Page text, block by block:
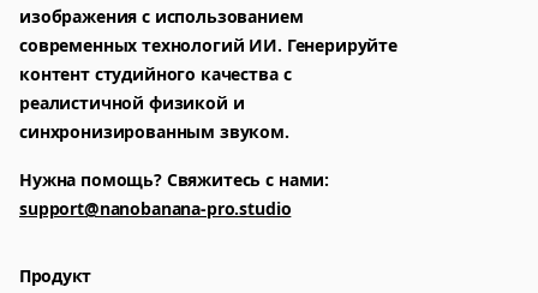
изображения с использованием
современных технологий ИИ. Генерируйте
контент студийного качества с
реалистичной физикой и
синхронизированным звуком.
Нужна помощь? Свяжитесь с нами:
support@nanobanana-pro.studio
Продукт